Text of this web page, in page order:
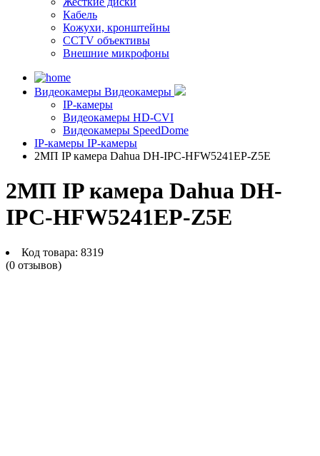
Кабель
Кожухи, кронштейны
CCTV объективы
Внешние микрофоны
Видеокамеры Видеокамеры
IP-камеры
Видеокамеры HD-CVI
Видеокамеры SpeedDome
IP-камеры IP-камеры
2МП IP камера Dahua DH-IPC-HFW5241EP-Z5E
2МП IP камера Dahua DH-
IPC-HFW5241EP-Z5E
Код товара: 8319
(0 отзывов)